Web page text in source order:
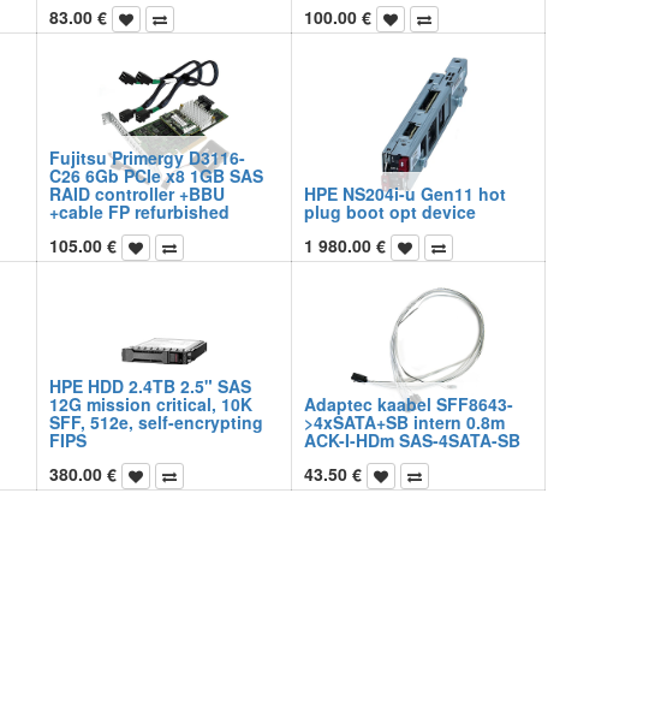
83.00€
100.00€
Fujitsu Primergy D3116-
C26 6Gb PCIe x8 1GB SAS
RAID controller +BBU
+cable FP refurbished
105.00€
HPE NS204i-u Gen11 hot
plug boot opt device
1 980.00€
HPE HDD 2.4TB 2.5" SAS
12G mission critical, 10K
SFF, 512e, self-encrypting
FIPS
380.00€
Adaptec kaabel SFF8643-
>4xSATA+SB intern 0.8m
ACK-I-HDm SAS-4SATA-SB
43.50€